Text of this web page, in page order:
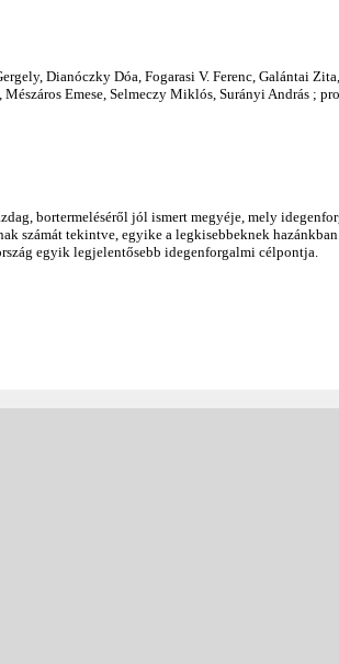
Dianóczky Dóa, Fogarasi V. Ferenc, Galántai
Emese, Selmeczy Miklós, Surányi András ;
bortermeléséről jól ismert megyéje, mely
számát tekintve, egyike a legkisebbeknek
egyik legjelentősebb idegenforgalmi célpontja.